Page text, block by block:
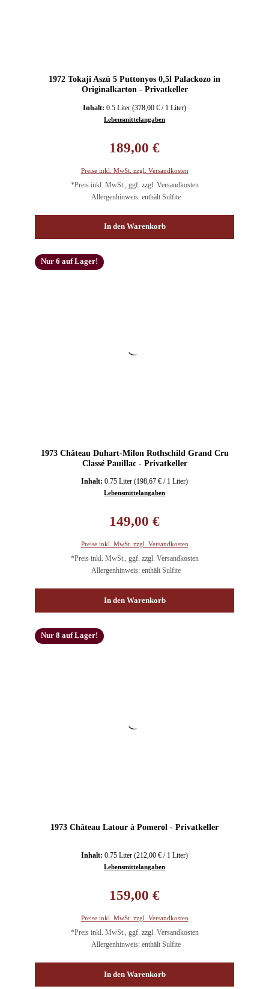
1972 Tokaji Aszú 5 Puttonyos 0,5l Palackozo in
Originalkarton - Privatkeller
Inhalt: 0.5 Liter (378,00 € / 1 Liter)
Lebensmittelangaben
189,00 €
Preise inkl. MwSt. zzgl. Versandkosten
*Preis inkl. MwSt., ggf. zzgl. Versandkosten
Allergenhinweis: enthält Sulfite
In den Warenkorb
Nur 6 auf Lager!
1973 Château Duhart-Milon Rothschild Grand Cru
Classé Pauillac - Privatkeller
Inhalt: 0.75 Liter (198,67 € / 1 Liter)
Lebensmittelangaben
149,00 €
Preise inkl. MwSt. zzgl. Versandkosten
*Preis inkl. MwSt., ggf. zzgl. Versandkosten
Allergenhinweis: enthält Sulfite
In den Warenkorb
Nur 8 auf Lager!
1973 Château Latour à Pomerol - Privatkeller
Inhalt: 0.75 Liter (212,00 € / 1 Liter)
Lebensmittelangaben
159,00 €
Preise inkl. MwSt. zzgl. Versandkosten
*Preis inkl. MwSt., ggf. zzgl. Versandkosten
Allergenhinweis: enthält Sulfite
In den Warenkorb